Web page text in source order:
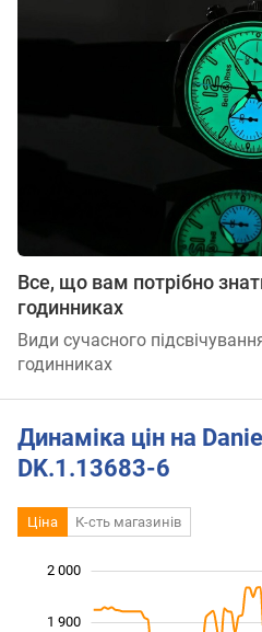
Все, що вам потрібно
годинниках
Види сучасного
годинниках
Динаміка цін на
DK.1.13683-6
Ціна К-сть магазинів
1 900
2 000